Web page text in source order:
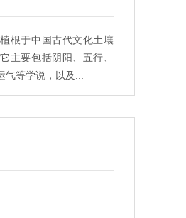
根于中国古代文化土壤
主要包括阴阳、五行、
等学说，以及...